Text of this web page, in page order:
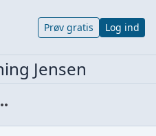
Prøv gratis Log ind
Jensen